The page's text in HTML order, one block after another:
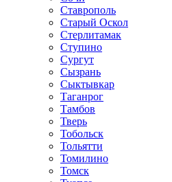
Ставрополь
Старый Оскол
Стерлитамак
Ступино
Сургут
Сызрань
Сыктывкар
Таганрог
Тамбов
Тверь
Тобольск
Тольятти
Томилино
Томск